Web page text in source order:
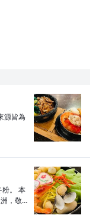
源皆為
。 本
，敬